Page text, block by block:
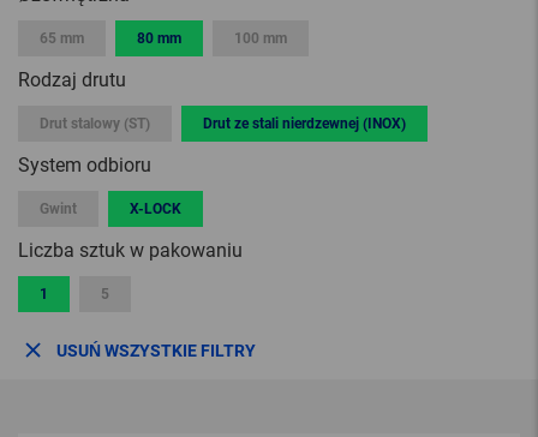
65 mm 80 mm 100 mm
Rodzaj drutu
Drut stalowy (ST) Drut ze stali nierdzewnej (INOX)
System odbioru
Gwint X-LOCK
Liczba sztuk w pakowaniu
1 5
USUŃ WSZYSTKIE FILTRY